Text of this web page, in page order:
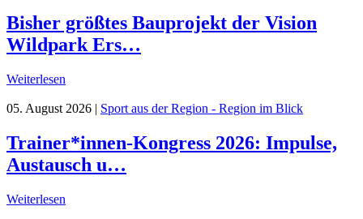
Bisher größtes Bauprojekt der Vision
Wildpark Ers…
Weiterlesen
05. August 2026 | Sport aus der Region - Region im Blick
Trainer*innen-Kongress 2026: Impulse,
Austausch u…
Weiterlesen